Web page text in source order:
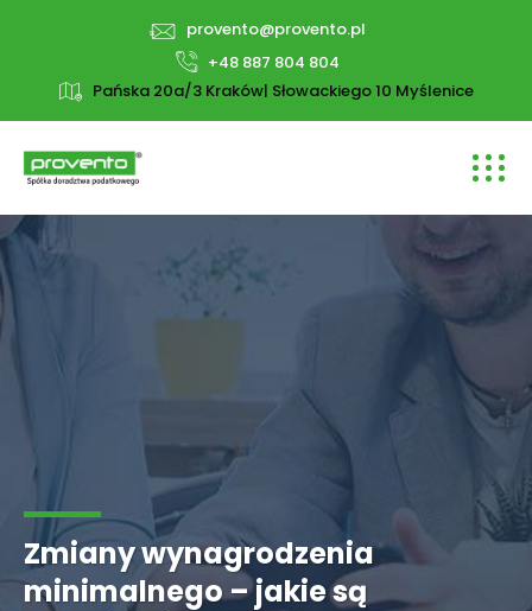
provento@provento.pl
+48 887 804 804
Pańska 20a/3 Kraków| Słowackiego 10 Myślenice
Zmiany wynagrodzenia
minimalnego – jakie są